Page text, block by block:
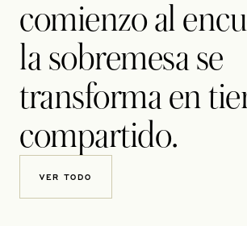
comienzo al
la sobremesa se
transforma en
compartido.
VER TODO